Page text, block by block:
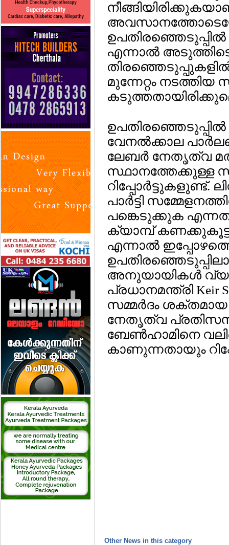
എന്നാല്‍ അടുത്തിടെ
തിരഞ്ഞെടുപ്പുകളില്‍
മുന്നേറ്റം
ഉപതിരഞ്ഞെടുപ്പില്‍
വേനല്‍ക്കാല
ലേബര്‍ നേതൃത്വ
സ്ഥാനത്തേക്കുള്ള
റിപ്പോര്‍ട്ടുകളുണ്ട്.
പാര്‍ട്ടി
പങ്കെടുക്കുക
ക്യാമ്പ്
എന്നാല്‍
അനുയായികള്‍
പ്രധാനമന്ത്രി Keir
സമ്മര്‍ദം
നേതൃത്വ
ബേണ്‍ഹാമിനെ
കാണുന്നതായും
Other News in this category